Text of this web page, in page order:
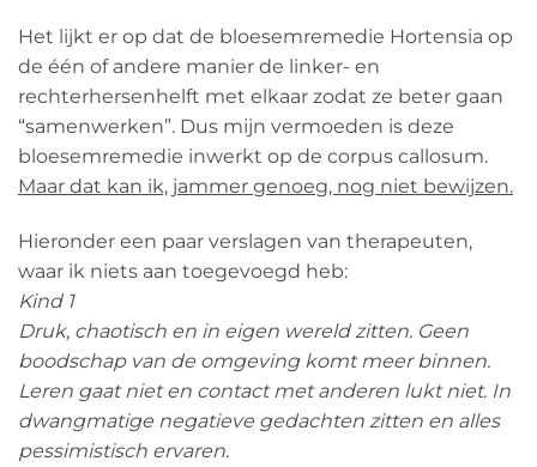
Het lijkt er op dat de bloesemremedie Hortensia op
de één of andere manier de linker- en
rechterhersenhelft met elkaar zodat ze beter gaan
“samenwerken”. Dus mijn vermoeden is deze
bloesemremedie inwerkt op de corpus callosum.
Maar dat kan ik, jammer genoeg, nog niet bewijzen.
Hieronder een paar verslagen van therapeuten,
waar ik niets aan toegevoegd heb:
Kind 1
Druk, chaotisch en in eigen wereld zitten. Geen
boodschap van de omgeving komt meer binnen.
Leren gaat niet en contact met anderen lukt niet. In
dwangmatige negatieve gedachten zitten en alles
pessimistisch ervaren.